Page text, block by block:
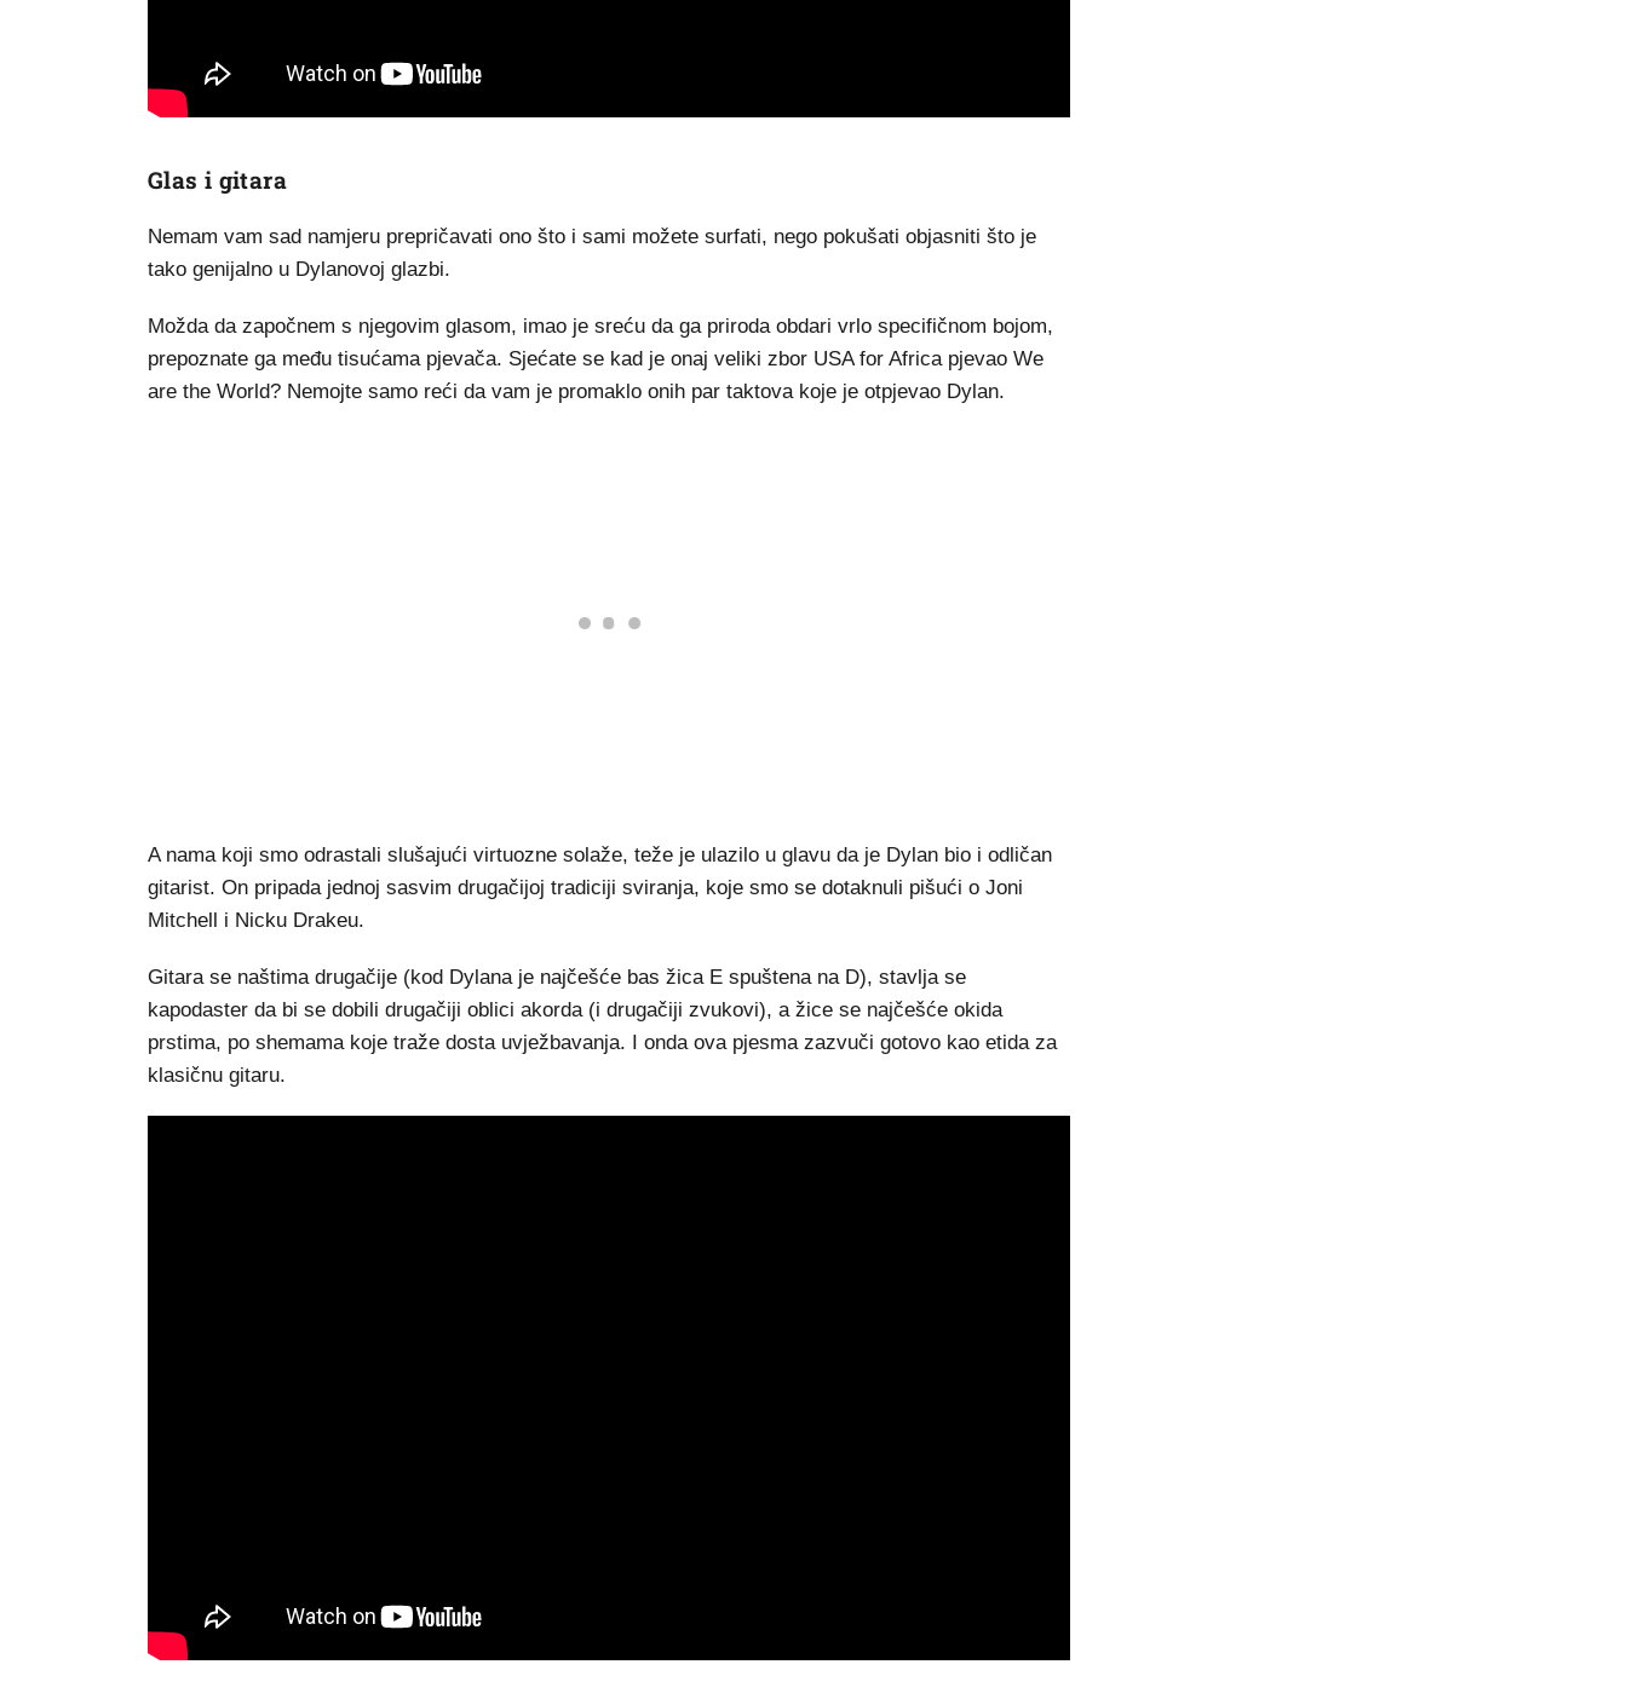
Glas i gitara
Nemam vam sad namjeru prepričavati ono što i sami možete surfati, nego pokušati objasniti što je
tako genijalno u Dylanovoj glazbi.
Možda da započnem s njegovim glasom, imao je sreću da ga priroda obdari vrlo specifičnom bojom,
prepoznate ga među tisućama pjevača. Sjećate se kad je onaj veliki zbor USA for Africa pjevao We
are the World? Nemojte samo reći da vam je promaklo onih par taktova koje je otpjevao Dylan.
A nama koji smo odrastali slušajući virtuozne solaže, teže je ulazilo u glavu da je Dylan bio i odličan
gitarist. On pripada jednoj sasvim drugačijoj tradiciji sviranja, koje smo se dotaknuli pišući o Joni
Mitchell i Nicku Drakeu.
Gitara se naštima drugačije (kod Dylana je najčešće bas žica E spuštena na D), stavlja se
kapodaster da bi se dobili drugačiji oblici akorda (i drugačiji zvukovi), a žice se najčešće okida
prstima, po shemama koje traže dosta uvježbavanja. I onda ova pjesma zazvuči gotovo kao etida za
klasičnu gitaru.